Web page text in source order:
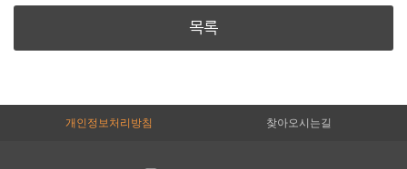
목록
개인정보처리방침 찾아오시는길